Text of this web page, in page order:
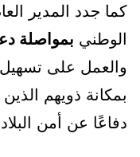
كما جدد المدير
الوطني بمواصلة
والعمل على تسهيل
بمكانة ذويهم
دفاعًا عن أمن